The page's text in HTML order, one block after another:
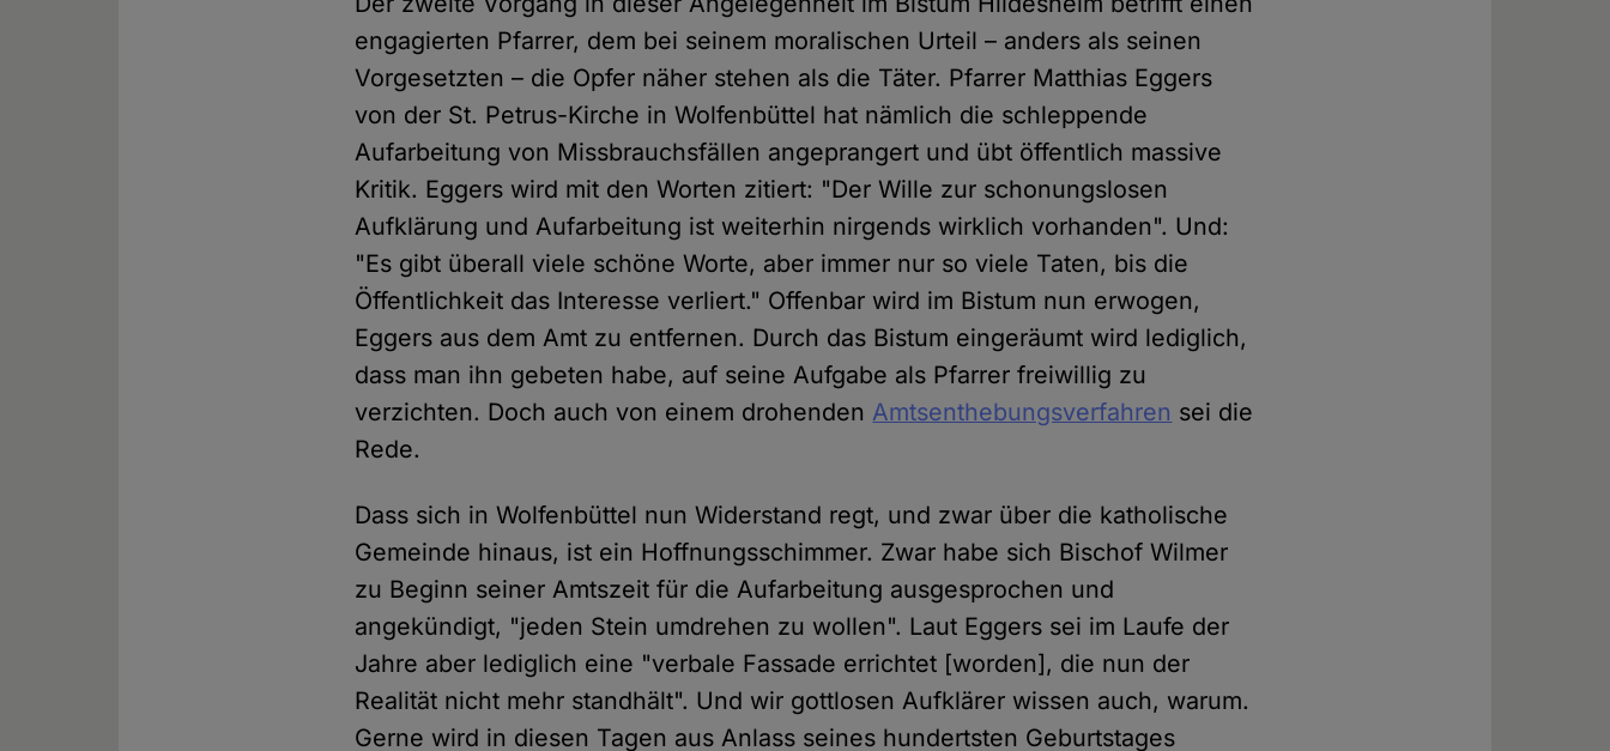
engagierten Pfarrer, dem bei seinem moralischen Urteil – anders als seinen
Vorgesetzten – die Opfer näher stehen als die Täter. Pfarrer Matthias Eggers
von der St. Petrus-Kirche in Wolfenbüttel hat nämlich die schleppende
Aufarbeitung von Missbrauchsfällen angeprangert und übt öffentlich massive
Kritik. Eggers wird mit den Worten zitiert: "Der Wille zur schonungslosen
Aufklärung und Aufarbeitung ist weiterhin nirgends wirklich vorhanden". Und:
"Es gibt überall viele schöne Worte, aber immer nur so viele Taten, bis die
Öffentlichkeit das Interesse verliert." Offenbar wird im Bistum nun erwogen,
Eggers aus dem Amt zu entfernen. Durch das Bistum eingeräumt wird lediglich,
dass man ihn gebeten habe, auf seine Aufgabe als Pfarrer freiwillig zu
verzichten. Doch auch von einem drohendenAmtsenthebungsverfahren sei die
Rede.
Dass sich in Wolfenbüttel nun Widerstand regt, und zwar über die katholische
Gemeinde hinaus, ist ein Hoffnungsschimmer. Zwar habe sich Bischof Wilmer
zu Beginn seiner Amtszeit für die Aufarbeitung ausgesprochen und
angekündigt, "jeden Stein umdrehen zu wollen". Laut Eggers sei im Laufe der
Jahre aber lediglich eine "verbale Fassade errichtet [worden], die nun der
Realität nicht mehr standhält". Und wir gottlosen Aufklärer wissen auch, warum.
Gerne wird in diesen Tagen aus Anlass seines hundertsten Geburtstages